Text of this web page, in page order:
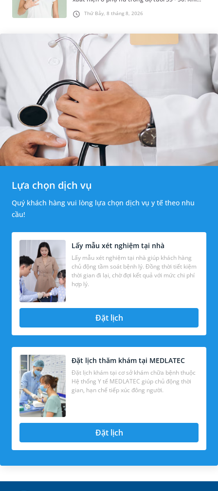
Thứ Bảy, 8 tháng 8, 2026
được chẩn đoán mắc bệnh, nhiều người
thường băn khoăn u nang tuyến v...
Lựa chọn dịch vụ
Quý khách hàng vui lòng lựa chọn dịch vụ y tế theo nhu
cầu!
Lấy mẫu xét nghiệm tại nhà
Lấy mẫu xét nghiệm tại nhà giúp khách hàng
chủ động tầm soát bệnh lý. Đồng thời tiết kiệm
thời gian đi lại, chờ đợi kết quả với mức chi phí
hợp lý.
Đặt lịch
Đặt lịch thăm khám tại MEDLATEC
Đặt lịch khám tại cơ sở khám chữa bệnh thuộc
Hệ thống Y tế MEDLATEC giúp chủ động thời
gian, hạn chế tiếp xúc đông người.
Đặt lịch